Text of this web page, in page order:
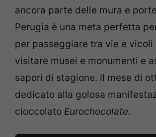
ancora parte delle mura e
Perugia è una meta perfetta
per passeggiare tra vie e
visitare musei e monumenti e
sapori di stagione. Il mese di
dedicato alla golosa
cioccolato Eurochocolate.